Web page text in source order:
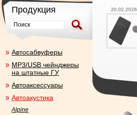
20.02.2026
Продукция
Aвтосабвуферы
MP3/USB чейнджеры
на штатные ГУ
Автоаксесcуары
Автоакустика
Alpine